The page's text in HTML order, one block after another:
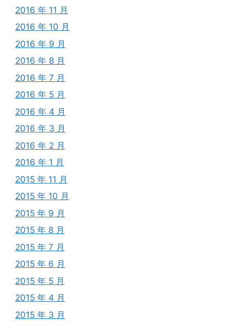
2016 年 11 月
2016 年 10 月
2016 年 9 月
2016 年 8 月
2016 年 7 月
2016 年 5 月
2016 年 4 月
2016 年 3 月
2016 年 2 月
2016 年 1 月
2015 年 11 月
2015 年 10 月
2015 年 9 月
2015 年 8 月
2015 年 7 月
2015 年 6 月
2015 年 5 月
2015 年 4 月
2015 年 3 月